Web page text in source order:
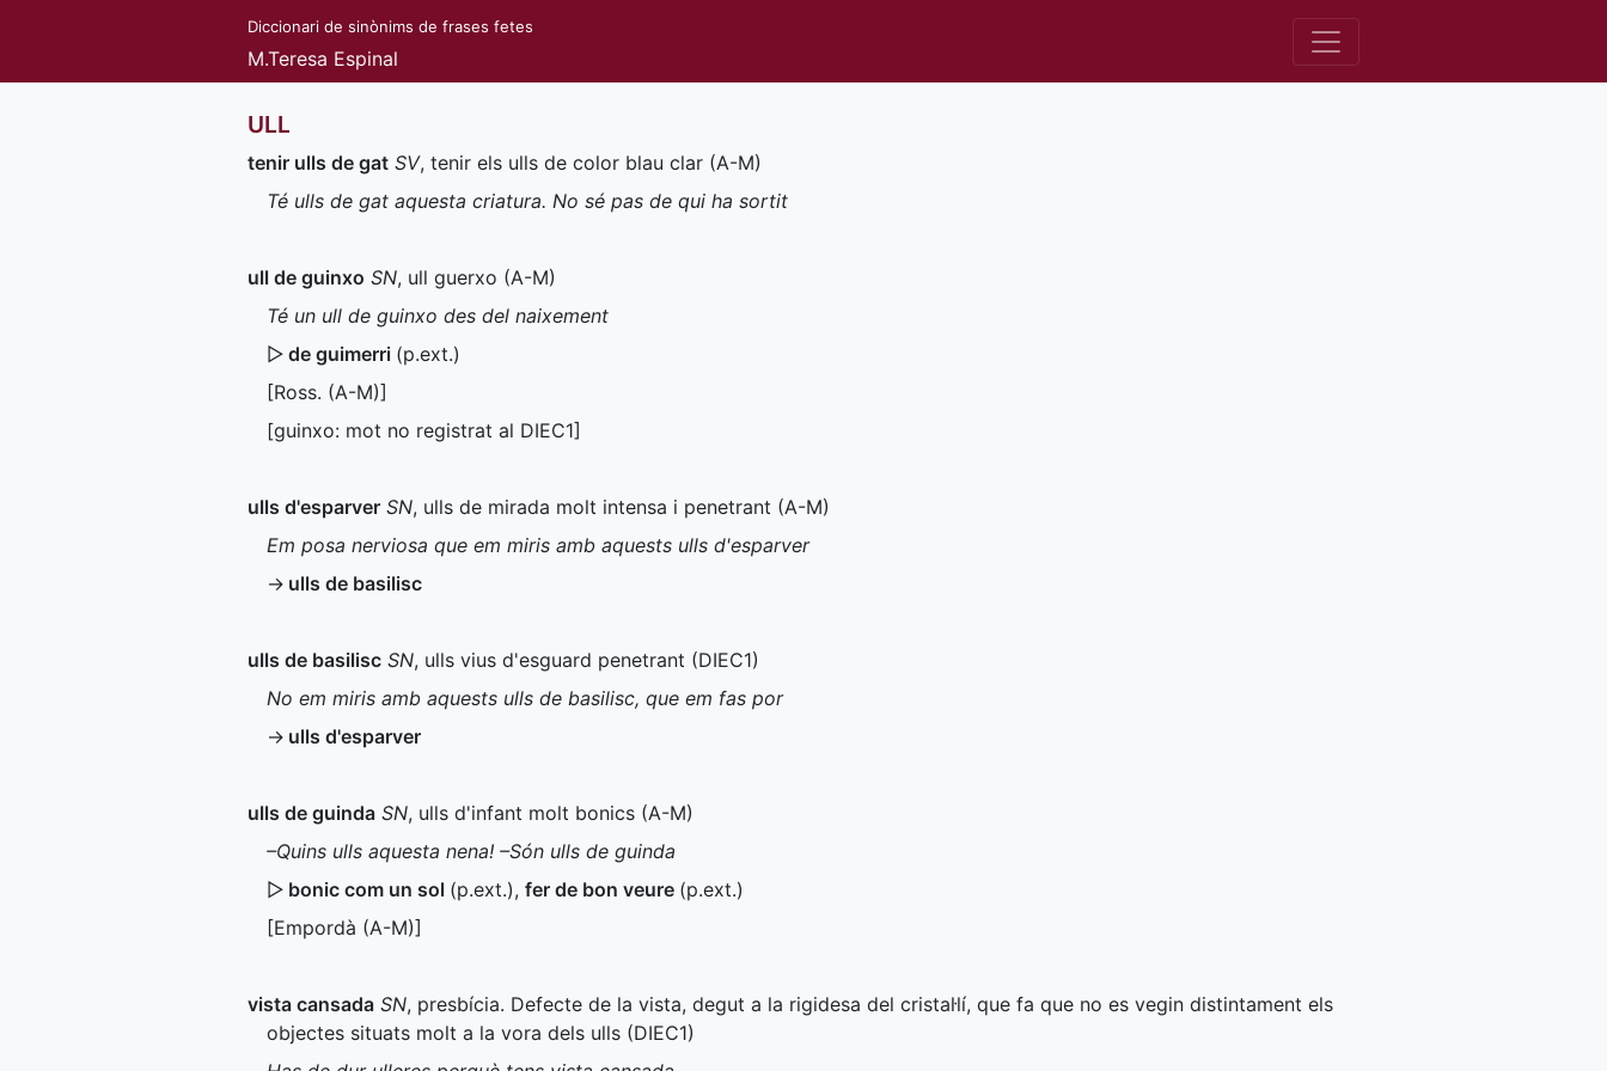
Diccionari de sinònims de frases fetes
M.Teresa Espinal
ULL
tenir ulls de gat SV, tenir els ulls de color blau clar (A-M)
Té ulls de gat aquesta criatura. No sé pas de qui ha sortit
ull de guinxo SN, ull guerxo (A-M)
Té un ull de guinxo des del naixement
▷ de guimerri (p.ext.)
[Ross. (A-M)]
[guinxo: mot no registrat al DIEC1]
ulls d'esparver SN, ulls de mirada molt intensa i penetrant (A-M)
Em posa nerviosa que em miris amb aquests ulls d'esparver
→ ulls de basilisc
ulls de basilisc SN, ulls vius d'esguard penetrant (DIEC1)
No em miris amb aquests ulls de basilisc, que em fas por
→ ulls d'esparver
ulls de guinda SN, ulls d'infant molt bonics (A-M)
–Quins ulls aquesta nena! –Són ulls de guinda
▷ bonic com un sol (p.ext.), fer de bon veure (p.ext.)
[Empordà (A-M)]
vista cansada SN, presbícia. Defecte de la vista, degut a la rigidesa del cristal·lí, que fa que no es vegin distintament els
objectes situats molt a la vora dels ulls (DIEC1)